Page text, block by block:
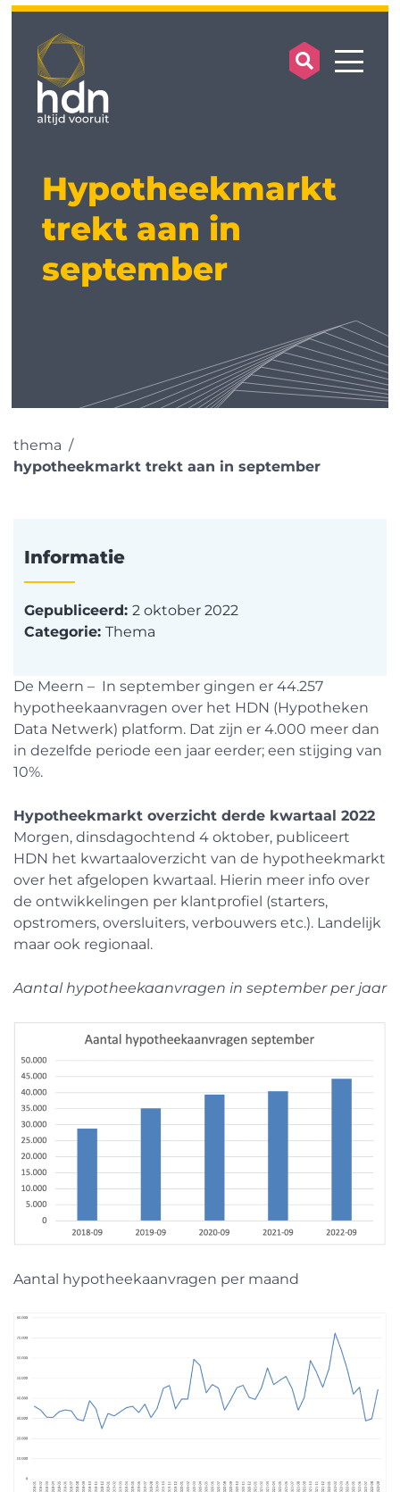
search
Hypotheekmarkt
trekt aan in
september
thema
hypotheekmarkt trekt aan in september
Informatie
Gepubliceerd: 2 oktober 2022
Categorie: Thema
De Meern – In september gingen er 44.257
hypotheekaanvragen over het HDN (Hypotheken
Data Netwerk) platform. Dat zijn er 4.000 meer dan
in dezelfde periode een jaar eerder; een stijging van
10%.
Hypotheekmarkt overzicht derde kwartaal 2022
Morgen, dinsdagochtend 4 oktober, publiceert
HDN het kwartaaloverzicht van de hypotheekmarkt
over het afgelopen kwartaal. Hierin meer info over
de ontwikkelingen per klantprofiel (starters,
opstromers, oversluiters, verbouwers etc.). Landelijk
maar ook regionaal.
Aantal hypotheekaanvragen in september per jaar
Aantal hypotheekaanvragen per maand